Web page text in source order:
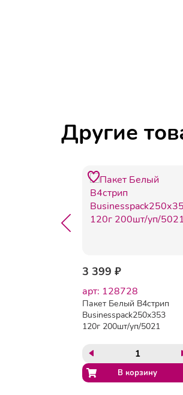
Другие
3 399 ₽
арт: 128728
Пакет Белый B4стрип
Businesspack250х353
120г 200шт/уп/5021